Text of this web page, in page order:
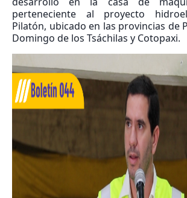
perteneciente al proyecto
Pilatón, ubicado en las provincias de
Domingo de los Tsáchilas y Cotopaxi.